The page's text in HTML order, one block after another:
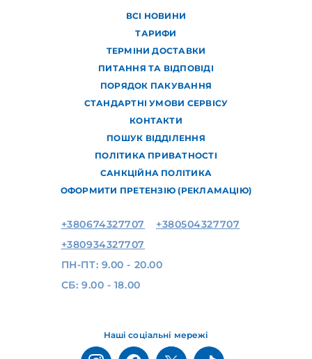
ВСІ НОВИНИ
ТАРИФИ
ТЕРМІНИ ДОСТАВКИ
ПИТАННЯ ТА ВІДПОВІДІ
ПОРЯДОК ПАКУВАННЯ
СТАНДАРТНІ УМОВИ СЕРВІСУ
КОНТАКТИ
ПОШУК ВІДДІЛЕННЯ
ПОЛІТИКА ПРИВАТНОСТІ
САНКЦІЙНА ПОЛІТИКА
ОФОРМИТИ ПРЕТЕНЗІЮ (РЕКЛАМАЦІЮ)
Наші соціальні мережі
+380674327707
+380504327707
+380934327707
ПН-ПТ: 9.00 - 20.00
СБ: 9.00 - 18.00